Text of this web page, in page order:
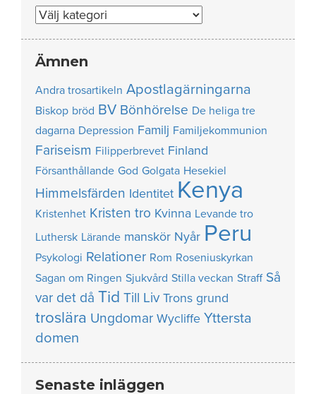
Nummer
Ämnen
Andra trosartikeln Apostlagärningarna
Biskop bröd BV Bönhörelse De heliga tre
dagarna Depression Familj Familjekommunion
Fariseism Filipperbrevet Finland
Försanthållande God Golgata Hesekiel
Himmelsfärden Identitet Kenya
Kristenhet Kristen tro Kvinna Levande tro
Luthersk Lärande manskör Nyår Peru
Psykologi Relationer Rom Roseniuskyrkan
Sagan om Ringen Sjukvård Stilla veckan Straff Så
var det då Tid Till Liv Trons grund
troslära Ungdomar Wycliffe Yttersta
domen
Senaste inläggen